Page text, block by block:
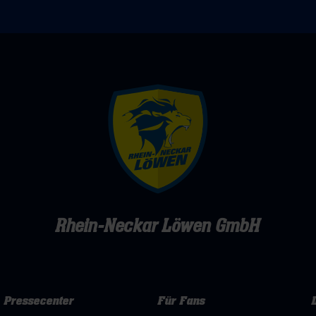
Rhein-Neckar Löwen GmbH
Pressecenter Für Fans